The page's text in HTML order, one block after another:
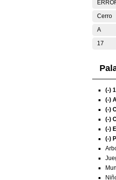
Cerro
A
17
(-)
(-)
(-)
(-)
(-)
(-)